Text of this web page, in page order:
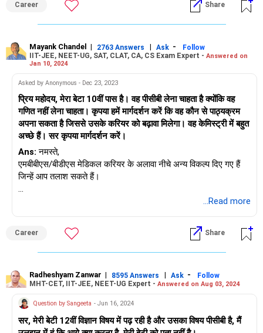
Career Share
Mayank Chandel | 2763 Answers | Ask -
Follow
IIT-JEE, NEET-UG, SAT, CLAT, CA, CS Exam Expert - Answered on
Jan 10, 2024
Asked by Anonymous - Dec 23, 2023
प्रिय महोदय, मेरा बेटा 10वीं पास है। वह पीसीबी लेना चाहता है क्योंकि वह
गणित नहीं लेना चाहता। कृपया हमें मार्गदर्शन करें कि वह कौन से पाठ्यक्रम
अपना सकता है जिससे उसके करियर को बढ़ावा मिलेगा। वह केमिस्ट्री में बहुत
अच्छे हैं। सर कृपया मार्गदर्शन करें।
Ans: नमस्ते,
एमबीबीएस/बीडीएस मेडिकल करियर के अलावा नीचे अन्य विकल्प दिए गए हैं
जिन्हें आप तलाश सकते हैं।
बीएससी पाठ्यक्रम: आप बी.एससी. का विकल्प चुन सकते हैं। भौतिकी, रसायन
अनुसंधान: आप अध्ययन के अपने इच्छित क्षेत्र में अनुसंधान-उन्मुख
कृषि विज्ञान: आप कृषि में बी.एससी. जैसे पाठ्यक्रमों का विकल्प चुन सकते हैं।
कृषि, बी.टेक. कृषि, आदि
पर्यावरण विज्ञान: आप पर्यावरण विज्ञान में बी.एससी. जैसे पाठ्यक्रमों का विकल्प
...Read more
Career Share
Radheshyam Zanwar | 8595 Answers | Ask -
Follow
MHT-CET, IIT-JEE, NEET-UG Expert - Answered on Aug 03, 2024
Question by Sangeeta - Jun 16, 2024
सर, मेरी बेटी 12वीं विज्ञान विषय में पढ़ रही है और उसका विषय पीसीबी है, मैं